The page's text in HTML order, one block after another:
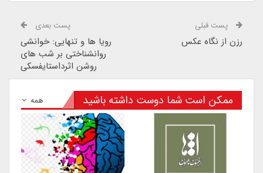
پست قبلی
رزن از نگاه عکس
پست بعدی
رویا ها و تنهایی: خوانشی
روانشناختی بر شب های
روشن اثرداستایفسکی
همه ممکن است شما دوست داشته باشید